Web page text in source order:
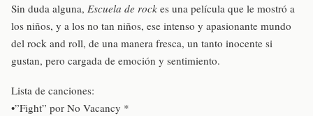
Sin duda alguna, Escuela de rock es una película que le mostró a
los niños, y a los no tan niños, ese intenso y apasionante mundo
del rock and roll, de una manera fresca, un tanto inocente si
gustan, pero cargada de emoción y sentimiento.
Lista de canciones:
•”Fight” por No Vacancy *